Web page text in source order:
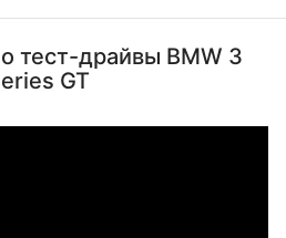
тест-драйвы BMW 3
GT